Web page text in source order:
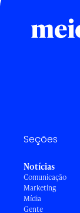
Seções
Notícias
Comunicação
Marketing
Mídia
Gente